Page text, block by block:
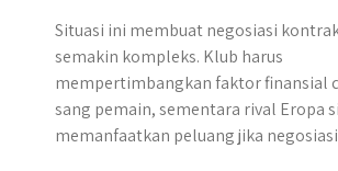
Situasi ini membuat negosiasi
semakin kompleks. Klub harus
mempertimbangkan faktor finansial
sang pemain, sementara rival Eropa
memanfaatkan peluang jika